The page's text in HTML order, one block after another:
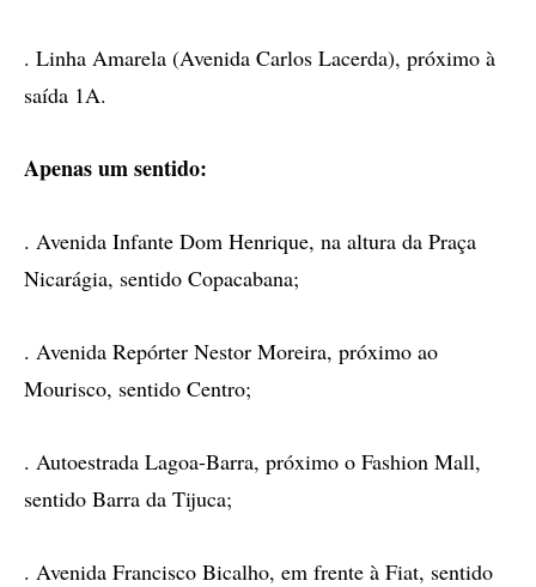
. Linha Amarela (Avenida Carlos Lacerda), próximo à
saída 1A.
Apenas um sentido:
. Avenida Infante Dom Henrique, na altura da Praça
Nicarágia, sentido Copacabana;
. Avenida Repórter Nestor Moreira, próximo ao
Mourisco, sentido Centro;
. Autoestrada Lagoa-Barra, próximo o Fashion Mall,
sentido Barra da Tijuca;
. Avenida Francisco Bicalho, em frente à Fiat, sentido